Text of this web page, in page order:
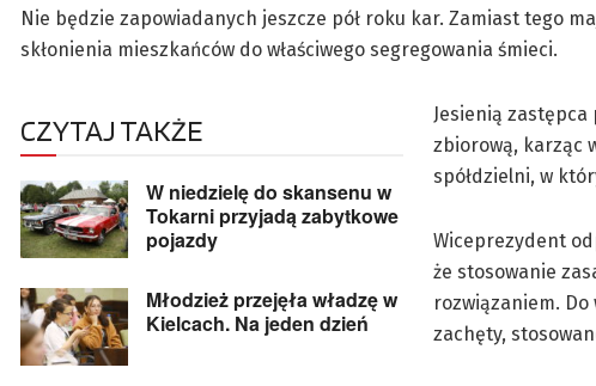
Nie będzie zapowiadanych jeszcze pół roku kar. Zamiast tego
skłonienia mieszkańców do właściwego segregowania śmieci.
CZYTAJ TAKŻE
W niedzielę do skansenu w
Tokarni przyjadą zabytkowe
pojazdy
Młodzież przejęła władzę w
Kielcach. Na jeden dzień
Jesienią zastępca
zbiorową, karząc
spółdzielni, w
Wiceprezydent
że stosowanie
rozwiązaniem.
zachęty,